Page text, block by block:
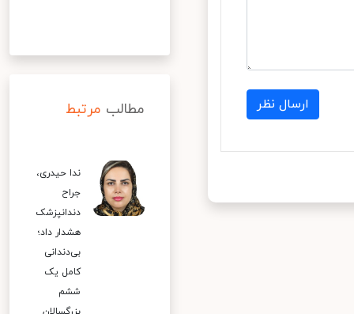
ارسال نظر مطالب مرتبط
ندا حیدری،
جراح
دندانپزشک
هشدار داد؛
بی‌دندانی
کامل یک
ششم